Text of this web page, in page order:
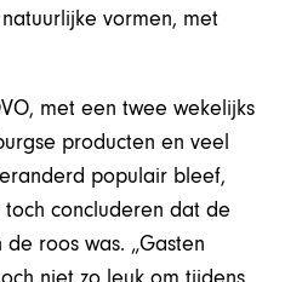
vormen, met
met een twee wekelijks
producten en veel
populair bleef,
concluderen dat de
roos was. „Gasten